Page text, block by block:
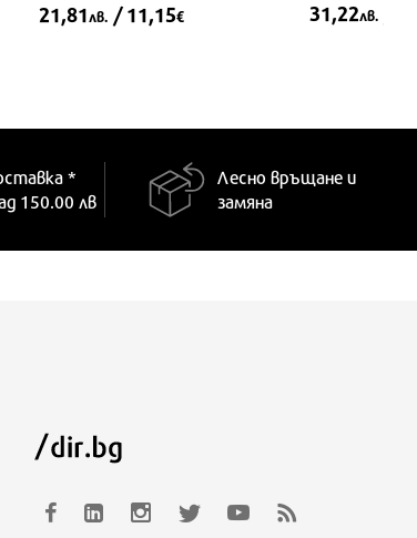
21,81лв. / 11,15€ 31,22лв.
*
150.00 лв
Лесно връщане и
замяна